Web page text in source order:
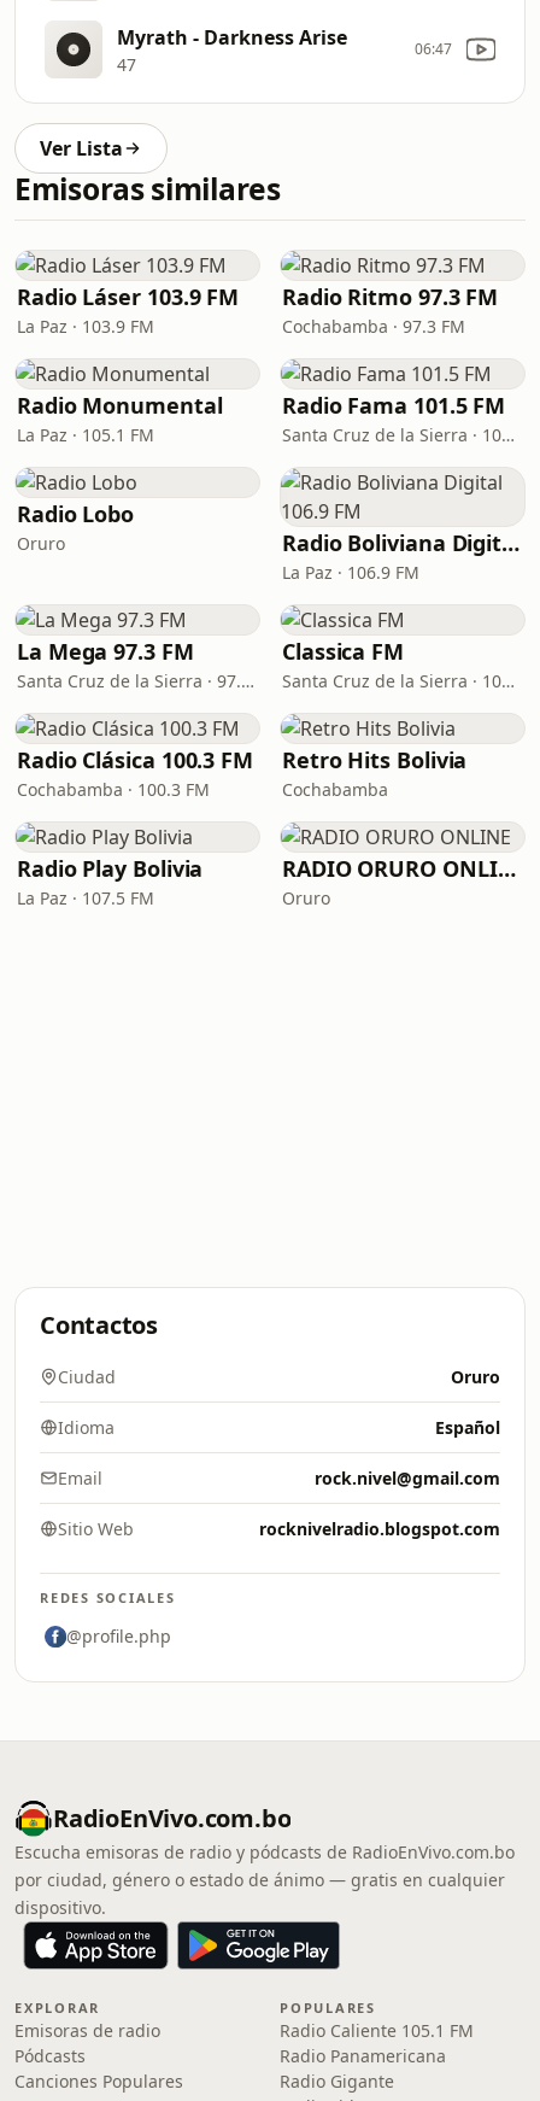
Myrath - Darkness Arise
47
06:47
Ver Lista
Emisoras similares
Radio Láser 103.9 FM
La Paz · 103.9 FM
Radio Ritmo 97.3 FM
Cochabamba · 97.3 FM
Radio Monumental
La Paz · 105.1 FM
Radio Fama 101.5 FM
Santa Cruz de la Sierra · 101.5 FM
Radio Lobo
Oruro Radio Boliviana Digital 106.9 FM
La Paz · 106.9 FM
La Mega 97.3 FM
Santa Cruz de la Sierra · 97.3 FM
Classica FM
Santa Cruz de la Sierra · 106.9 FM
Radio Clásica 100.3 FM
Cochabamba · 100.3 FM
Retro Hits Bolivia
Cochabamba
Radio Play Bolivia
La Paz · 107.5 FM
RADIO ORURO ONLINE
Oruro
Contactos
Ciudad Oruro
Idioma Español
Email rock.nivel@gmail.com
Sitio Web rocknivelradio.blogspot.com
REDES SOCIALES
@profile.php
RadioEnVivo.com.bo
Escucha emisoras de radio y pódcasts de RadioEnVivo.com.bo
por ciudad, género o estado de ánimo — gratis en cualquier
dispositivo.
EXPLORAR
Emisoras de radio
Pódcasts
Canciones Populares
POPULARES
Radio Caliente 105.1 FM
Radio Panamericana
Radio Gigante